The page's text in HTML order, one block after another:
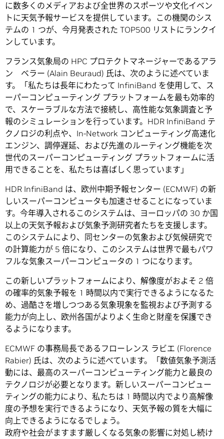
に数多くのメディアおよび全世界のスポーツや文化イベン
トに天気予報サービスを提供しています。この機関のシス
テムの 1 つが、今月発表された TOP500 リストにランクイ
ンしています。
フランス気象局の HPC プロテクトマネージャーであるアラ
ン ベラー (Alain Beuraud) 氏は、次のように述べていま
す。「私たちは長年にわたって InfiniBand を使用して、ス
ーパーコンピューティング プラットフォームを最も効率的
で、スケーラブルな方法で接続し、高性能な気象調査と予
報のシミュレーションを行っています。HDR InfiniBand テ
クノロジの利点や、In-Network コンピューティング高速化
エンジン、調停遅延、および先進のルーティング機能を次
世代のスーパーコンピューティング プラットフォームに活
用できることを、私たちは喜ばしく思っています」
HDR InfiniBand は、欧州中期予報センター (ECMWF) の新
しいスーパーコンピュータも加速させることになっていま
す。今年導入されるこのシステムは、ヨーロッパの 30 か国
以上の天気予報および気象予測研究者たちを支援します。
このシステムにより、同センターの気象および気候研究で
の計算能力が 5 倍になり、このシステムは世界で最もパワ
フルな気象スーパーコンピュータの 1 つになります。
この新しいプラットフォームにより、解像度がおよそ 2 倍
の確率的気象予報を 1 時間以内で実行できるようになるた
め、過酷さを増しつつある気象現象を監視および予測する
能力が向上し、欧州各国がよりよく生命と財産を保護でき
るようになります。
ECMWF の事務局長であるフローレンス ラビエ (Florence
Rabier) 氏は、次のように述べています。「数値気象予測活
動には、最高のスーパーコンピューティング能力と最良の
テクノロジが必要となります。新しいスーパーコンピュー
ティングの能力により、私たちは 1 時間以内でより高解像
度の予想を実行できるようになり、天気予報の質を大幅に
向上できるようになるでしょう。
政府や社会がますます厳しくなる気象の影響に対処し続け